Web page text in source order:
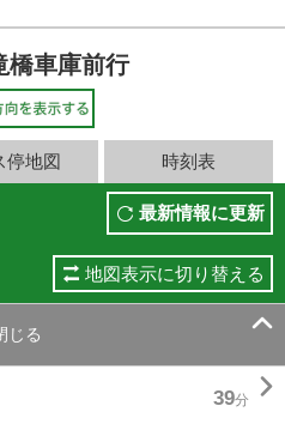
橋車庫前行
停地図 時刻表
最新情報に更新
地図表示に切り替える
じる 
39分 